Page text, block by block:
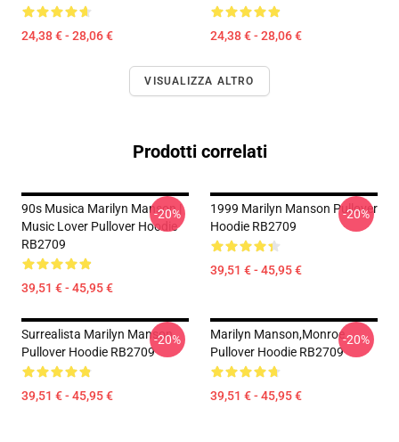
24,38 € - 28,06 € 24,38 € - 28,06 €
VISUALIZZA ALTRO
Prodotti correlati
90s Musica Marilyn Manson |
Music Lover Pullover Hoodie
RB2709
39,51 € - 45,95 €
-20%
1999 Marilyn Manson Pullover
Hoodie RB2709
39,51 € - 45,95 €
-20%
Surrealista Marilyn Manson
Pullover Hoodie RB2709
39,51 € - 45,95 €
-20%
Marilyn Manson,Monroe
Pullover Hoodie RB2709
39,51 € - 45,95 €
-20%